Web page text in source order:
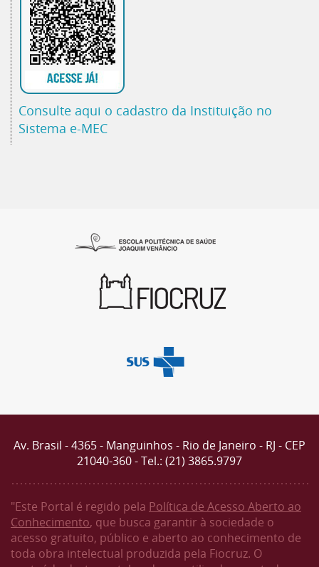
Consulte aqui o cadastro da Instituição no
Sistema e-MEC
Av. Brasil - 4365 - Manguinhos - Rio de Janeiro - RJ - CEP
21040-360 - Tel.: (21) 3865.9797
"Este Portal é regido pela Política de Acesso Aberto ao
Conhecimento, que busca garantir à sociedade o
acesso gratuito, público e aberto ao conhecimento de
toda obra intelectual produzida pela Fiocruz. O